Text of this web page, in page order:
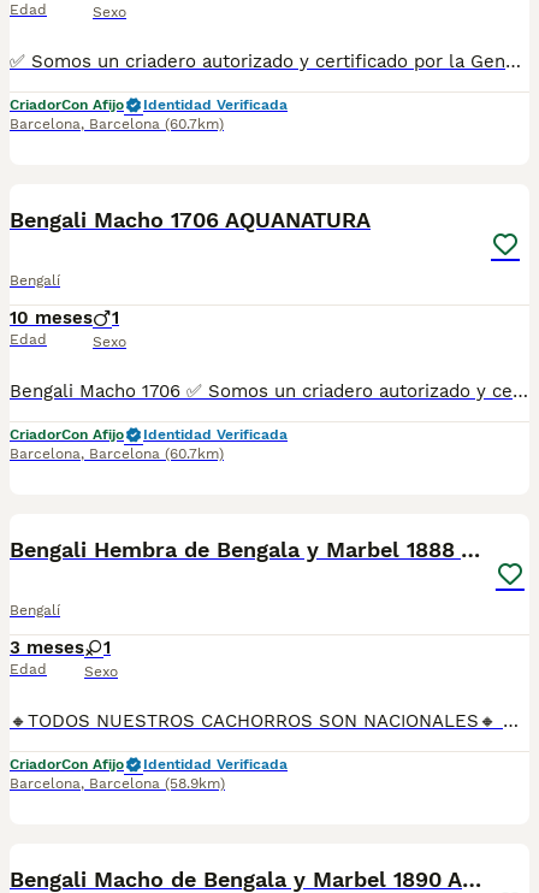
Edad Sexo
✅ Somos un criadero autorizado y certificado por la Generalitat de Catalunya bajo el número de Núcleo Zoológico G25/00314. PARA MÁS INFORMACIÓN: ☎️ 933095977 📱 685878504 / 674320847 💻 Más fotos y vídeos en nuestra web www.aquanatura.es 🚙 Hacemos envíos 📌 Calle Roger de Flor 45, muy cerca del Arc de Triomf de Barcelona, de Lunes a Sábados. Se entregan con sus vacunas, desparasitados interna y externamente, con microchip y su registro, cartilla sanitaria y contrato de garantías, documentación legal y factura. AQUANATURA
CriadorCon Afijo
Identidad Verificada
Barcelona, Barcelona (60.7km)
Bengali Macho 1706 AQUANATURA
Bengalí
10 meses
Edad
1
Sexo
Bengali Macho 1706 ✅ Somos un criadero autorizado y certificado por la Generalitat de Catalunya bajo el número de Núcleo Zoológico G25/00314. PARA MÁS INFORMACIÓN: ☎️ 933095977 📱 685878504 / 674320847 💻 Más fotos y vídeos en nuestra web www.aquanatura.es 🚙 Hacemos envíos 📌 Calle Roger de Flor 45, muy cerca del Arc de Triomf de Barcelona, de Lunes a Sábados. Se entregan con sus vacunas, desparasitados interna y externamente, con microchip y su registro, cartilla sanitaria y contrato de garantías, documentación legal y factura. AQUANATURA
CriadorCon Afijo
Identidad Verificada
Barcelona, Barcelona (60.7km)
Bengali Hembra de Bengala y Marbel 1888 AQUANATURA
Bengalí
3 meses
Edad
1
Sexo
🔸TODOS NUESTROS CACHORROS SON NACIONALES🔸 Se entregan con sus vacunas, desparasitaciones internas y externas, microchip y su registro, cartilla sanitaria, contrato de garantías, toda su documentación legal y factura. ✅ Somos un criadero familiar autorizado y certificado por la Generalitat de Catalunya bajo el número de Núcleo Zoológico G25/00314. 💙 Con más de 30 años promoviendo la cría responsable. PARA MÁS INFORMACIÓN: ☎️ TIENDA 933095977 📱 CRIADERO 685878504 📱 WHATSAPP 674320847 🐶 Puedes conocer a los cachorros en persona (cita previa) 💻 Fotos y vídeos www.aquanatura.es 🚙 Hacemos envíos 💰 Financiamos 📌 Calle Roger de Flor 45, muy cerca del Arc de Triomf de Barcelona, de Lunes a Sábados. AQUANATURA
CriadorCon Afijo
Identidad Verificada
Barcelona, Barcelona (58.9km)
Bengali Macho de Bengala y Marbel 1890 AQUANATURA